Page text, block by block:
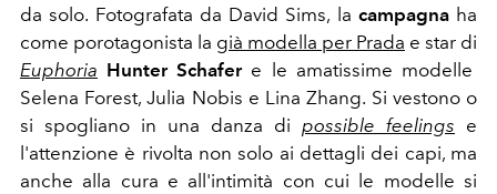
da solo. Fotografata da David Sims, la campagna ha
come porotagonista la già modella per Prada e star di
Euphoria Hunter Schafer e le amatissime modelle
Selena Forest, Julia Nobis e Lina Zhang. Si vestono o
si spogliano in una danza di possible feelings e
l'attenzione è rivolta non solo ai dettagli dei capi, ma
anche alla cura e all'intimità con cui le modelle si